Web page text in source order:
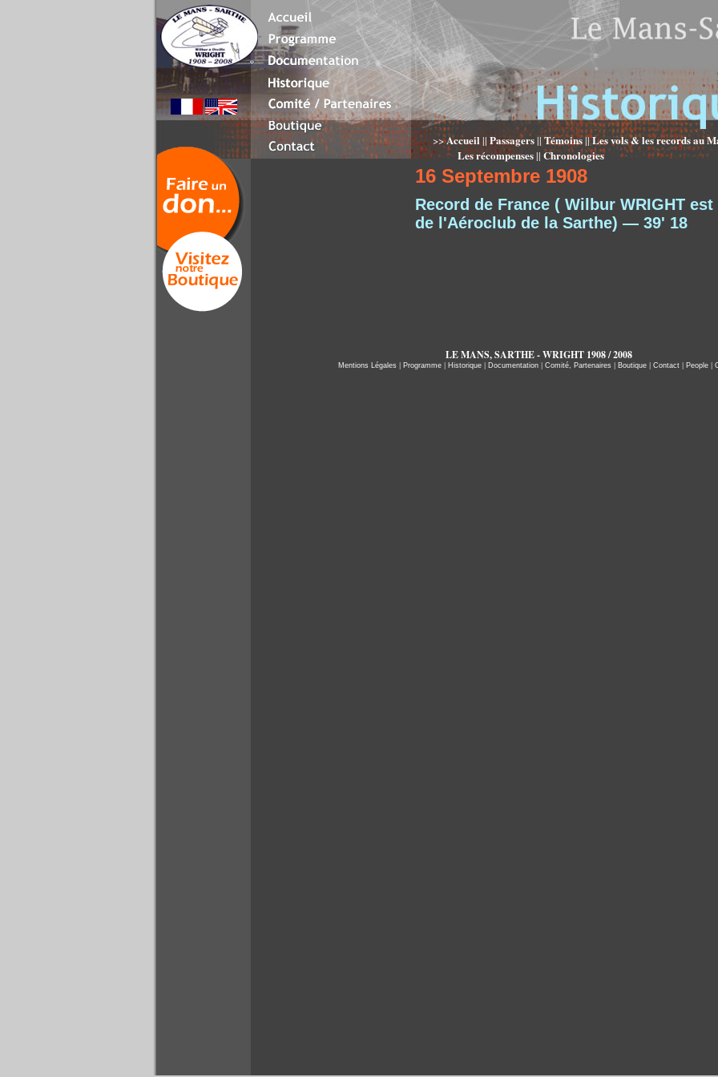
>>Accueil||Passagers||Témoins||Les vols & les records au
Les récompenses||Chronologies
16 Septembre 1908
Record de France ( Wilbur WRIGHT
de l'Aéroclub de la Sarthe) — 39' 18
LE MANS, SARTHE - WRIGHT 1908 / 2008
Mentions Légales Programme Historique Documentation Comité, Partenaires Boutique Contact People